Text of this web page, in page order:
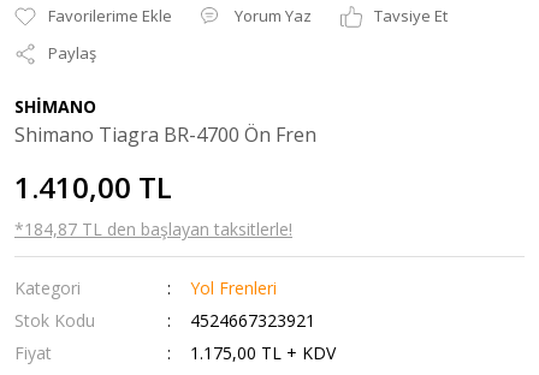
Yorum Yaz
Tavsiye Et
Paylaş
SHİMANO
Shimano Tiagra BR-4700 Ön Fren
1.410,00 TL
*184,87 TL den başlayan taksitlerle!
Kategori
Yol Frenleri
Stok Kodu
4524667323921
Fiyat
1.175,00 TL + KDV